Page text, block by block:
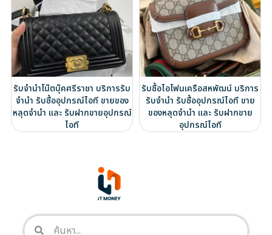
รับจำนำโน๊ตบุ๊คศรีราชา บริการรับ
จำนำ รับซื้ออุปกรณ์ไอที ขายของ
หลุดจำนำ และ รับฝากขายอุปกรณ์
ไอที
รับซื้อไอโฟนเครือสหพัฒน์ บริการ
รับจำนำ รับซื้ออุปกรณ์ไอที ขาย
ของหลุดจำนำ และ รับฝากขาย
อุปกรณ์ไอที